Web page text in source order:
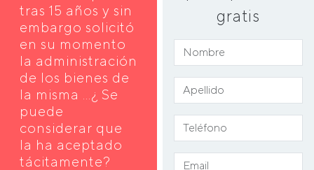
tras 15 años y sin
embargo solicitó
en su momento
la administración
de los bienes de
la misma ...¿ Se
puede
considerar que
la ha aceptado
tácitamente?
gratis